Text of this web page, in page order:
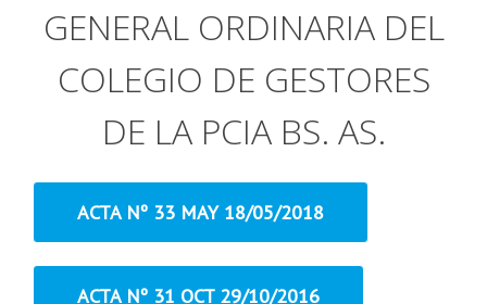
GENERAL ORDINARIA DEL
COLEGIO DE GESTORES
DE LA PCIA BS. AS.
ACTA Nº 33 MAY 18/05/2018
ACTA Nº 31 OCT 29/10/2016